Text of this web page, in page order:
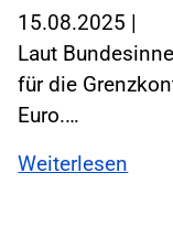
15.08.2025 |
Laut
für die
Euro.…
Weiterlesen